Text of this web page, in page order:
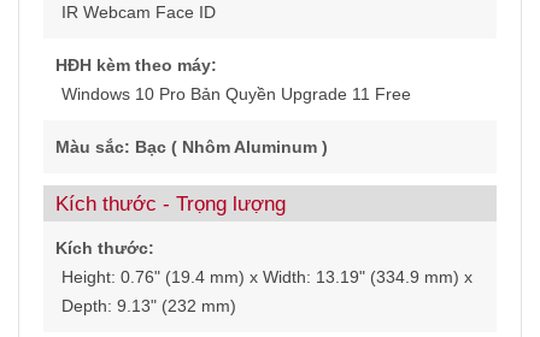
IR Webcam Face ID
HĐH kèm theo máy:
Windows 10 Pro Bản Quyền Upgrade 11 Free
Màu sắc: Bạc ( Nhôm Aluminum )
Kích thước - Trọng lượng
Kích thước:
Height: 0.76" (19.4 mm) x Width: 13.19" (334.9 mm) x
Depth: 9.13" (232 mm)